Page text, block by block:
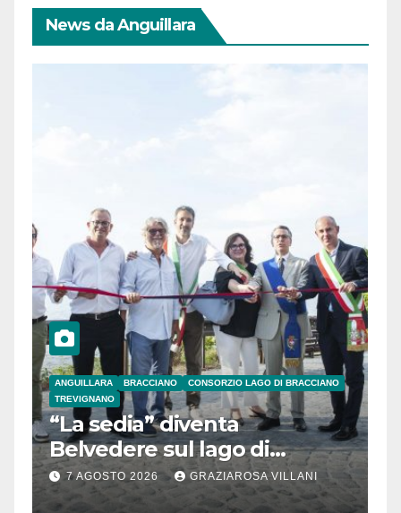
News da Anguillara
ANGUILLARA BRACCIANO
CONSORZIO LAGO DI BRACCIANO
TREVIGNANO
“La sedia” diventa
Belvedere sul lago di
Bracciano: ieri
l’inaugurazione
7 AGOSTO 2026 GRAZIAROSA VILLANI